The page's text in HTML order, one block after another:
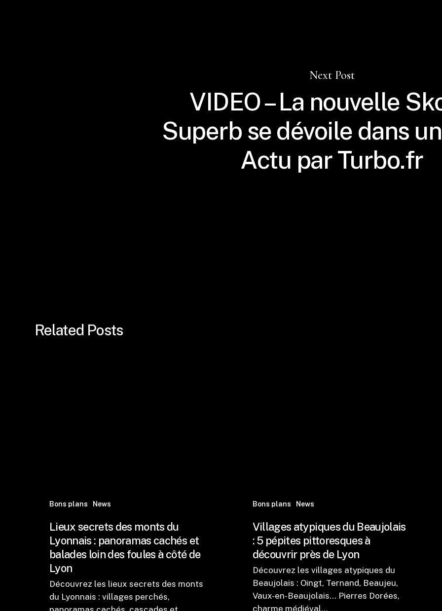
Next Post
VIDEO – La nouvelle
Superb se dévoile dans
Actu par Turbo.fr
Related Posts
Bons plans News
Lieux secrets des monts du
Lyonnais : panoramas cachés et
balades loin des foules à côté de
Lyon
Découvrez les lieux secrets des monts
du Lyonnais : villages perchés,
Bons plans News
Villages atypiques du Beaujolais
: 5 pépites pittoresques à
découvrir près de Lyon
Découvrez les villages atypiques du
Beaujolais : Oingt, Ternand, Beaujeu,
Vaux-en-Beaujolais... Pierres Dorées,
charme médiéval…